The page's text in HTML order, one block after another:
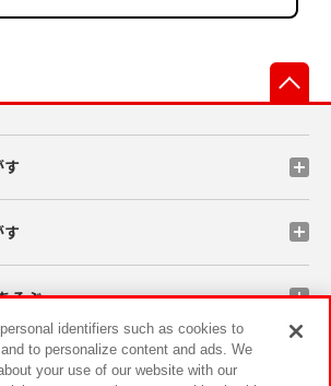
す
す
そぶ
ペーン
identifiers such as cookies to
to personalize content and ads. We
your use of our website with our